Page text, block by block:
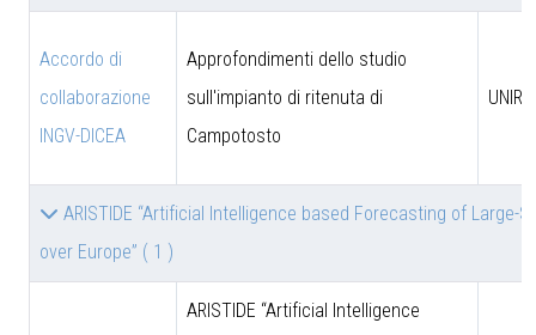
Accordo di
collaborazione
INGV-DICEA
Approfondimenti dello studio
sull'impianto di ritenuta di
Campotosto
ARISTIDE “Artificial Intelligence based Forecasting of Large-
over Europe” ( 1 )
ARISTIDE “Artificial Intelligence